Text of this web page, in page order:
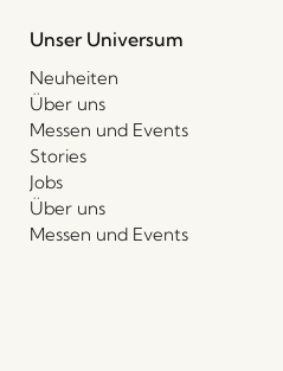
Unser Universum
Neuheiten
Über uns
Messen und Events
Stories
Jobs
Über uns
Messen und Events